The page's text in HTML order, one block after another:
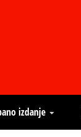
izdanje